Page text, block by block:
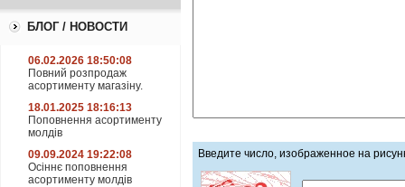
БЛОГ / НОВОСТИ
06.02.2026 18:50:08
Повний розпродаж
асортименту магазіну.
18.01.2025 18:16:13
Поповнення асортименту
молдів
09.09.2024 19:22:08
Осіннє поповнення
асортименту молдів
Введите число, изображенное на